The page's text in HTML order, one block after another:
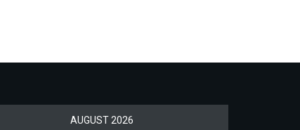
AUGUST 2026